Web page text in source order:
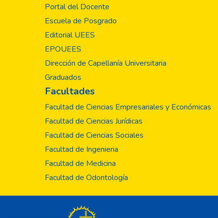
Portal del Docente
Escuela de Posgrado
Editorial UEES
EPOUEES
Dirección de Capellanía Universitaria
Graduados
Facultades
Facultad de Ciencias Empresariales y Económicas
Facultad de Ciencias Jurídicas
Facultad de Ciencias Sociales
Facultad de Ingenieria
Facultad de Medicina
Facultad de Odontología